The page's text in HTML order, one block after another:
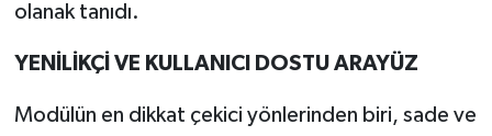
olanak tanıdı.
YENİLİKÇİ VE KULLANICI DOSTU ARAYÜZ
Modülün en dikkat çekici yönlerinden biri, sade ve